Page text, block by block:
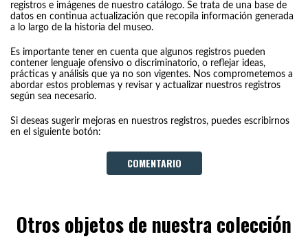
registros e imágenes de nuestro catálogo. Se trata de una base de
datos en continua actualización que recopila información generada
a lo largo de la historia del museo.
Es importante tener en cuenta que algunos registros pueden
contener lenguaje ofensivo o discriminatorio, o reflejar ideas,
prácticas y análisis que ya no son vigentes. Nos comprometemos a
abordar estos problemas y revisar y actualizar nuestros registros
según sea necesario.
Si deseas sugerir mejoras en nuestros registros, puedes escribirnos
en el siguiente botón:
COMENTARIO
Otros objetos de nuestra colección